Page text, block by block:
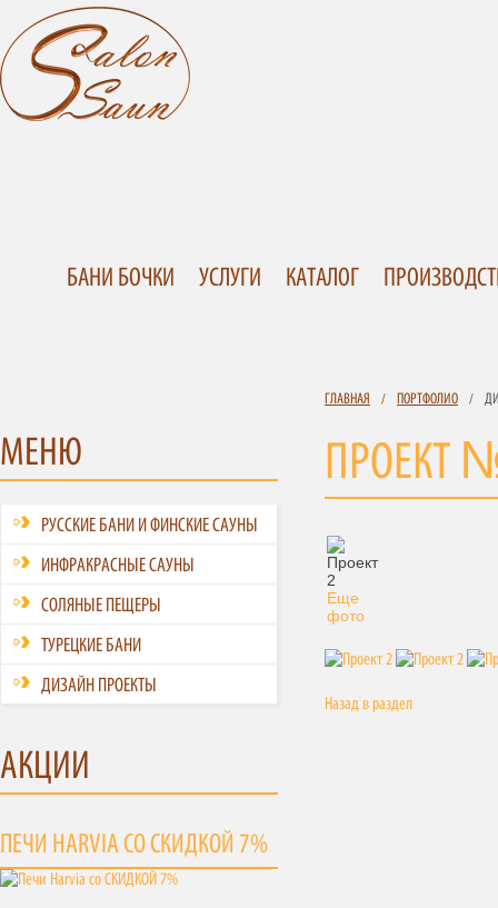
БАНИ БОЧКИ УСЛУГИ КАТАЛОГ
ГЛАВНАЯ / ПОРТФОЛИО /
МЕНЮ
РУССКИЕ БАНИ И ФИНСКИЕ САУНЫ
ИНФРАКРАСНЫЕ САУНЫ
СОЛЯНЫЕ ПЕЩЕРЫ
ТУРЕЦКИЕ БАНИ
ДИЗАЙН ПРОЕКТЫ
АКЦИИ
ПЕЧИ HARVIA СО СКИДКОЙ 7%
ПРОЕКТ
Еще
фото
Назад в раздел